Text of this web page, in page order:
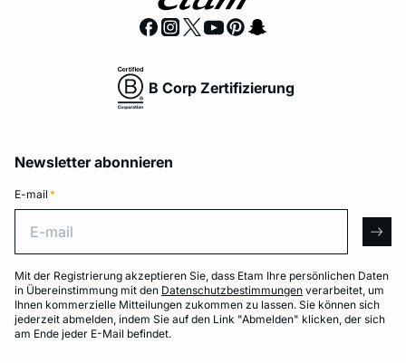
B Corp Zertifizierung
Newsletter abonnieren
E-mail *
Mit der Registrierung akzeptieren Sie, dass Etam Ihre persönlichen Daten
in Übereinstimmung mit den Datenschutzbestimmungen verarbeitet, um
Ihnen kommerzielle Mitteilungen zukommen zu lassen. Sie können sich
jederzeit abmelden, indem Sie auf den Link "Abmelden" klicken, der sich
am Ende jeder E-Mail befindet.